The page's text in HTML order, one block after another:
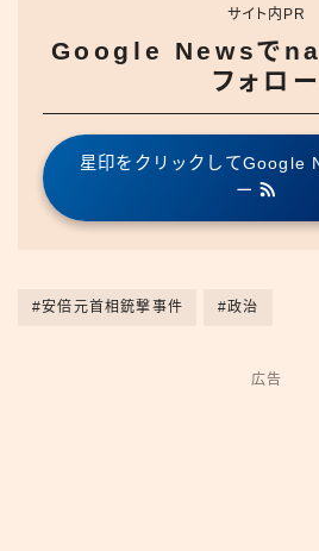
サイト内PR
Google Newsで
フォロー
星印をクリックしてGoogle
ー
#安倍元首相銃撃事件 #政治
広告